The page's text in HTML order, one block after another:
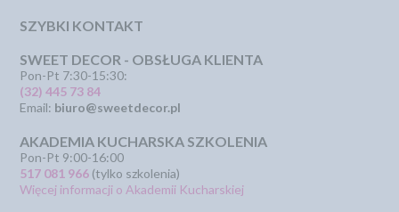
SZYBKI KONTAKT
SWEET DECOR - OBSŁUGA KLIENTA
Pon-Pt 7:30-15:30:
(32) 445 73 84
Email: biuro@sweetdecor.pl
AKADEMIA KUCHARSKA SZKOLENIA
Pon-Pt 9:00-16:00
517 081 966 (tylko szkolenia)
Więcej informacji o Akademii Kucharskiej